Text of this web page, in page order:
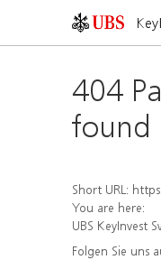
404
found
Short URL: https://
You are here:
UBS KeyInvest
Folgen Sie uns